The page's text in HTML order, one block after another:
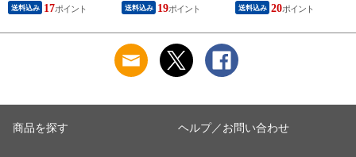
送料込み 17 送料込み 19 送料込み 20
商品を探す ヘルプ／お問い合わせ